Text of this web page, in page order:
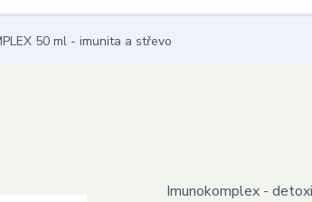
50 ml - imunita a střevo
Imunokomplex -